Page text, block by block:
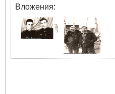
Вложения: